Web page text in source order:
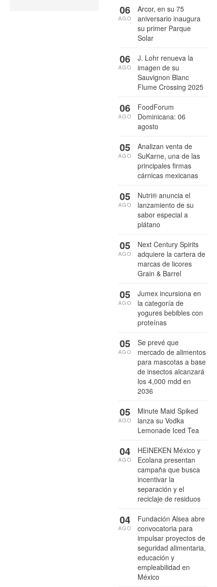
Arcor, en su 75
aniversario inaugura
su primer Parque
Solar
06
AGO
J. Lohr renueva la
imagen de su
Sauvignon Blanc
Flume Crossing 2025
06
AGO
FoodForum
Dominicana: 06
agosto
06
AGO
Analizan venta de
SuKarne, una de las
principales firmas
cárnicas mexicanas
05
AGO
Nutri® anuncia el
lanzamiento de su
sabor especial a
plátano
05
AGO
Next Century Spirits
adquiere la cartera de
marcas de licores
Grain & Barrel
05
AGO
Jumex incursiona en
la categoría de
yogures bebibles con
proteínas
05
AGO
Se prevé que
mercado de alimentos
para mascotas a base
de insectos alcanzará
los 4,000 mdd en
2036
05
AGO
Minute Maid Spiked
lanza su Vodka
Lemonade Iced Tea
05
AGO
HEINEKEN México y
Ecolana presentan
campaña que busca
incentivar la
separación y el
reciclaje de residuos
04
AGO
Fundación Alsea abre
convocatoria para
impulsar proyectos de
seguridad alimentaria,
educación y
empleabilidad en
México
04
AGO